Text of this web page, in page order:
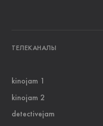
ТЕЛЕКАНАЛЫ
kinojam 1
kinojam 2
detectivejam